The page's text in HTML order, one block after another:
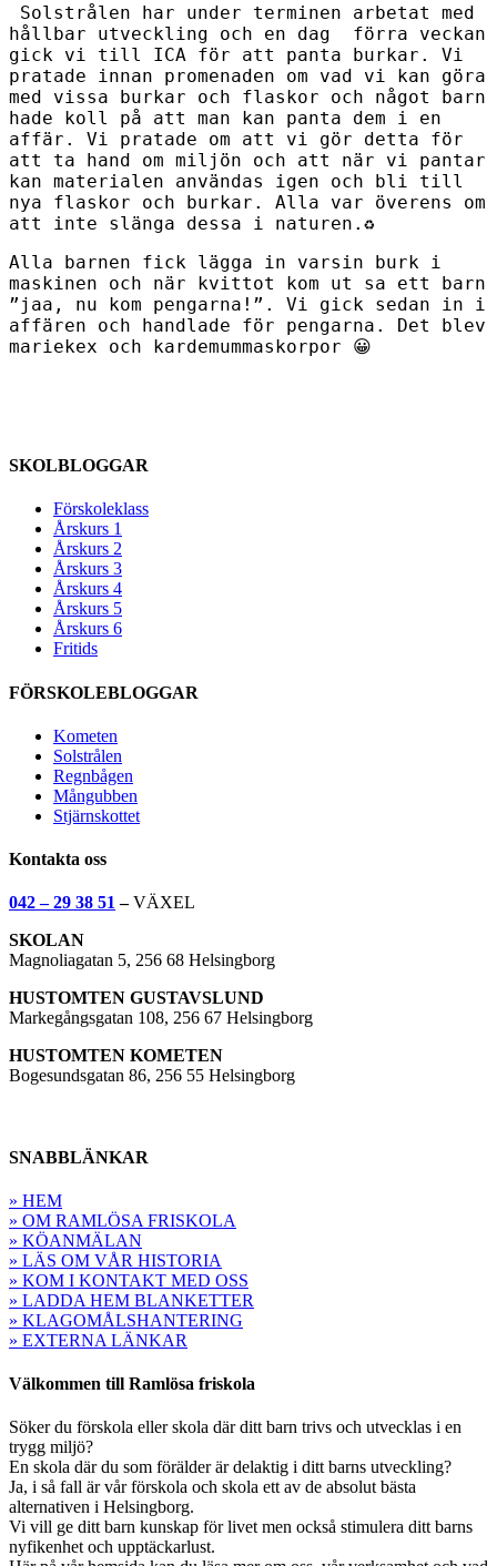
Solstrålen har under terminen arbetat med
hållbar utveckling och en dag förra veckan
gick vi till ICA för att panta burkar. Vi
pratade innan promenaden om vad vi kan göra
med vissa burkar och flaskor och något barn
hade koll på att man kan panta dem i en
affär. Vi pratade om att vi gör detta för
att ta hand om miljön och att när vi pantar
kan materialen användas igen och bli till
nya flaskor och burkar. Alla var överens om
att inte slänga dessa i naturen.♻️
Alla barnen fick lägga in varsin burk i
maskinen och när kvittot kom ut sa ett barn
”jaa, nu kom pengarna!”. Vi gick sedan in i
affären och handlade för pengarna. Det blev
mariekex och kardemummaskorpor 😀
SKOLBLOGGAR
Förskoleklass
Årskurs 1
Årskurs 2
Årskurs 3
Årskurs 4
Årskurs 5
Årskurs 6
Fritids
FÖRSKOLEBLOGGAR
Kometen
Solstrålen
Regnbågen
Mångubben
Stjärnskottet
Kontakta oss
042 – 29 38 51–VÄXEL
SKOLAN
Magnoliagatan 5, 256 68 Helsingborg
HUSTOMTEN GUSTAVSLUND
Markegångsgatan 108, 256 67 Helsingborg
HUSTOMTEN KOMETEN
Bogesundsgatan 86, 256 55 Helsingborg
SNABBLÄNKAR
» HEM
» OM RAMLÖSA FRISKOLA
» KÖANMÄLAN
» LÄS OM VÅR HISTORIA
» KOM I KONTAKT MED OSS
» LADDA HEM BLANKETTER
» KLAGOMÅLSHANTERING
» EXTERNA LÄNKAR
Välkommen till Ramlösa friskola
Söker du förskola eller skola där ditt barn trivs och utvecklas i en
trygg miljö?
En skola där du som förälder är delaktig i ditt barns utveckling?
Ja, i så fall är vår förskola och skola ett av de absolut bästa
alternativen i Helsingborg.
Vi vill ge ditt barn kunskap för livet men också stimulera ditt barns
nyfikenhet och upptäckarlust.